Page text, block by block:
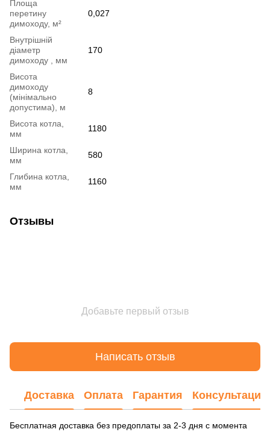
Площа
перетину
димоходу, м²
0,027
Внутрішній
діаметр
димоходу , мм
170
Висота
димоходу
(мінімально
допустима), м
8
Bисота котла,
мм
1180
Ширина котла,
мм
580
Глибина котла,
мм
1160
Отзывы
Добавьте первый отзыв
Написать отзыв
Доставка Оплата Гарантия Консультация
Бесплатная доставка без предоплаты за 2-3 дня с момента